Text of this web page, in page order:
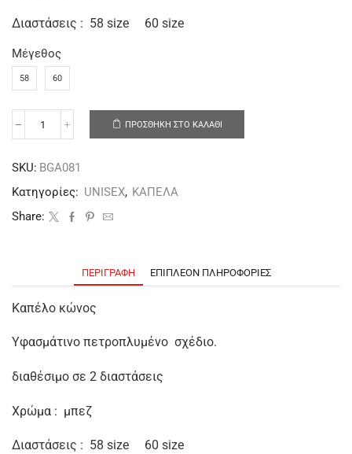
Διαστάσεις : 58 size 60 size
Μέγεθος
58 60
ΠΡΟΣΘΉΚΗ ΣΤΟ ΚΑΛΆΘΙ
SKU: BGA081
Κατηγορίες: UNISEX, ΚΑΠΕΛΑ
Share:
ΠΕΡΙΓΡΑΦΉ ΕΠΙΠΛΈΟΝ ΠΛΗΡΟΦΟΡΊΕΣ
Καπέλο κώνος
Υφασμάτινο πετροπλυμένο σχέδιο.
διαθέσιμο σε 2 διαστάσεις
Xρώμα : μπεζ
Διαστάσεις : 58 size 60 size